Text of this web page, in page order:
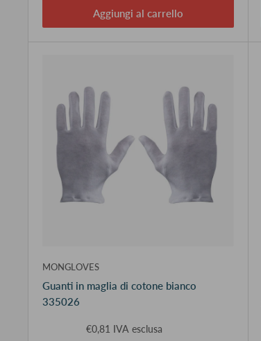
Aggiungi al carrello
MONGLOVES
Guanti in maglia di cotone bianco
335026
€0,81 IVA esclusa